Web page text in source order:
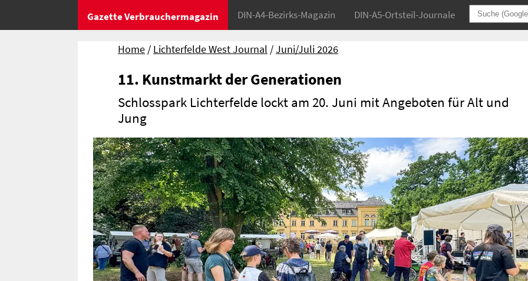
Gazette Verbrauchermagazin DIN-A4-Bezirks-Magazin DIN-A5-Ortsteil-Journale
Home Lichterfelde West Journal Juni/Juli 2026
11. Kunstmarkt der Generationen
Schlosspark Lichterfelde lockt am 20. Juni mit Angeboten für Alt und
Jung